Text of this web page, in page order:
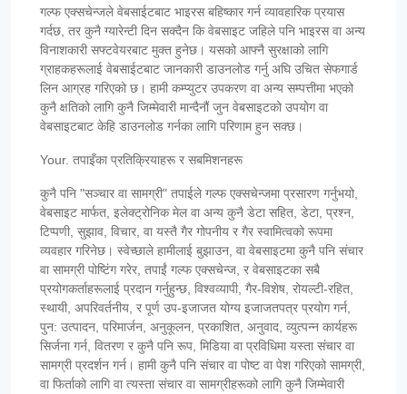
गल्फ एक्सचेन्जले वेबसाईटबाट भाइरस बहिष्कार गर्न व्यावहारिक प्रयास
गर्दछ, तर कुनै ग्यारेन्टी दिन सक्दैन कि वेबसाइट जहिले पनि भाइरस वा अन्य
विनाशकारी सफ्टवेयरबाट मुक्त हुनेछ। यसको आफ्नै सुरक्षाको लागि
ग्राहकहरूलाई वेबसाईटबाट जानकारी डाउनलोड गर्नु अघि उचित सेफगार्ड
लिन आग्रह गरिएको छ। हामी कम्प्युटर उपकरण वा अन्य सम्पत्तीमा भएको
कुनै क्षतिको लागि कुनै जिम्मेवारी मान्दैनौं जुन वेबसाइटको उपयोग वा
वेबसाइटबाट केहि डाउनलोड गर्नका लागि परिणाम हुन सक्छ।
Your. तपाइँका प्रतिक्रियाहरू र सबमिशनहरू
कुनै पनि "सञ्चार वा सामग्री" तपाईले गल्फ एक्सचेन्जमा प्रसारण गर्नुभयो,
वेबसाइट मार्फत, इलेक्ट्रोनिक मेल वा अन्य कुनै डेटा सहित, डेटा, प्रश्न,
टिप्पणी, सुझाव, विचार, वा यस्तै गैर गोपनीय र गैर स्वामित्वको रूपमा
व्यवहार गरिनेछ। स्वेच्छाले हामीलाई बुझाउन, वा वेबसाइटमा कुनै पनि संचार
वा सामग्री पोष्टिंग गरेर, तपाईं गल्फ एक्सचेन्ज, र वेबसाइटका सबै
प्रयोगकर्ताहरूलाई प्रदान गर्नुहुन्छ, विश्वव्यापी, गैर-विशेष, रोयल्टी-रहित,
स्थायी, अपरिवर्तनीय, र पूर्ण उप-इजाजत योग्य इजाजतपत्र प्रयोग गर्न,
पुन: उत्पादन, परिमार्जन, अनुकूलन, प्रकाशित, अनुवाद, व्युत्पन्न कार्यहरू
सिर्जना गर्न, वितरण र कुनै पनि रूप, मिडिया वा प्रविधिमा यस्ता संचार वा
सामग्री प्रदर्शन गर्न। हामी कुनै पनि संचार वा पोष्ट वा पेश गरिएको सामग्री,
वा फिर्ताको लागि वा त्यस्ता संचार वा सामग्रीहरूको लागि कुनै जिम्मेवारी